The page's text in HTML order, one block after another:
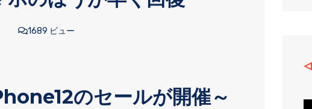
1689 ビュー
のセールが開催～